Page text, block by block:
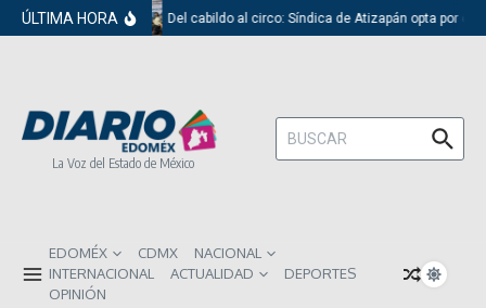
Saltar al contenido
ÚLTIMA HORA Del cabildo al circo: Síndica de Atizapán opta por el
La Voz del Estado de México
Buscar:
EDOMÉX CDMX
NACIONAL
INTERNACIONAL
ACTUALIDAD
DEPORTES
OPINIÓN